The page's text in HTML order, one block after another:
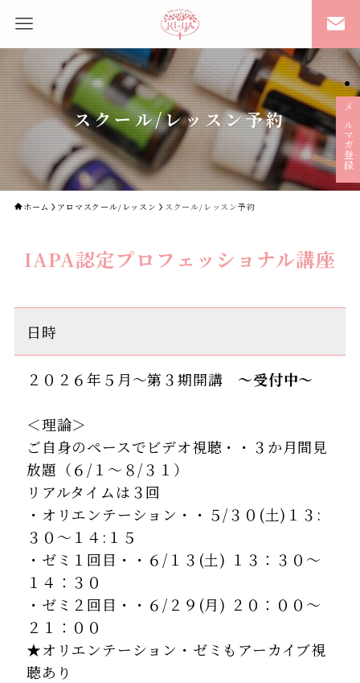
メルマガ登録
スクール/レッスン予約
ホーム アロマスクール/レッスン スクール/レッスン予約
IAPA認定プロフェッショナル講座
日時
２０２６年５月～第３期開講 ～受付中～
＜理論＞
ご自身のペースでビデオ視聴・・３か月間見
放題（６/１～８/３１）
リアルタイムは３回
・オリエンテーション・・５/３０(土)１３:
３０～１４:１５
・ゼミ１回目・・６/１３(土) １３：３０～
１４：３０
・ゼミ２回目・・６/２９(月) ２０：００～
２１：００
★オリエンテーション・ゼミもアーカイブ視
聴あり